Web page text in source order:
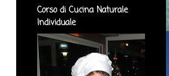
Corso di Cucina Naturale
Individuale